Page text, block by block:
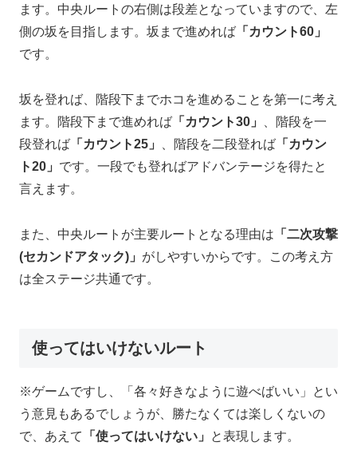
ます。中央ルートの右側は段差となっていますので、左
側の坂を目指します。坂まで進めれば 「カウント60」
です。
坂を登れば、階段下までホコを進めることを第一に考え
ます。階段下まで進めれば 「カウント30」
、階段を一
段登れば 「カウント25」 、階段を二段登れば 「カウン
ト20」 です。一段でも登ればアドバンテージを得たと
言えます。
また、中央ルートが主要ルートとなる理由は 「二次攻撃
(セカンドアタック)」 がしやすいからです。この考え方
は全ステージ共通です。
使ってはいけないルート
※ゲームですし、「各々好きなように遊べばいい」とい
う意見もあるでしょうが、勝たなくては楽しくないの
で、あえて
「使ってはいけない」 と表現します。